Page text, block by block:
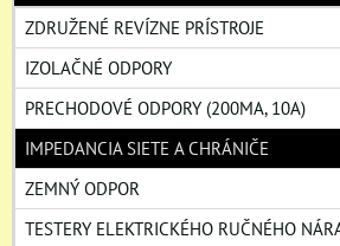
ZDRUŽENÉ REVÍZNE PRÍSTROJE
IZOLAČNÉ ODPORY
PRECHODOVÉ ODPORY (200MA, 10A)
IMPEDANCIA SIETE A CHRÁNIČE
ZEMNÝ ODPOR
TESTERY ELEKTRICKÉHO RUČNÉHO